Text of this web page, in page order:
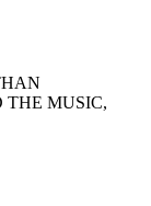
THE MUSIC,